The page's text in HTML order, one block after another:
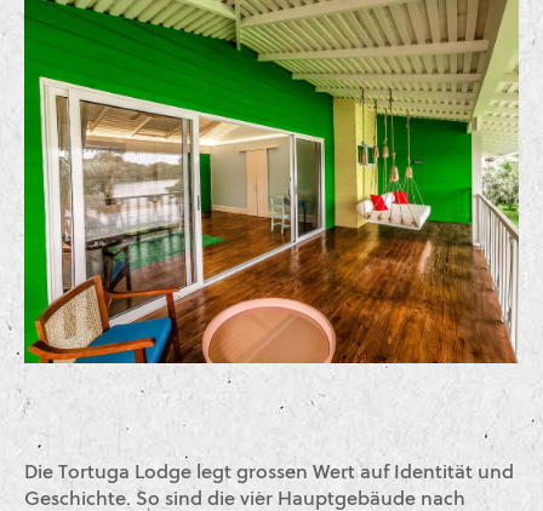
Die Tortuga Lodge legt grossen Wert auf Identität und
Geschichte. So sind die vier Hauptgebäude nach